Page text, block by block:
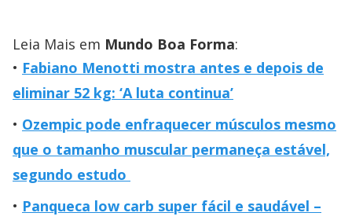
Leia Mais em Mundo Boa Forma:
Fabiano Menotti mostra antes e depois de
eliminar 52 kg: ‘A luta continua’
Ozempic pode enfraquecer músculos mesmo
que o tamanho muscular permaneça estável,
segundo estudo
Panqueca low carb super fácil e saudável –